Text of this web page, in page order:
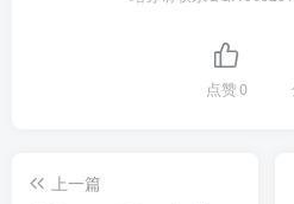
点赞0
上一篇